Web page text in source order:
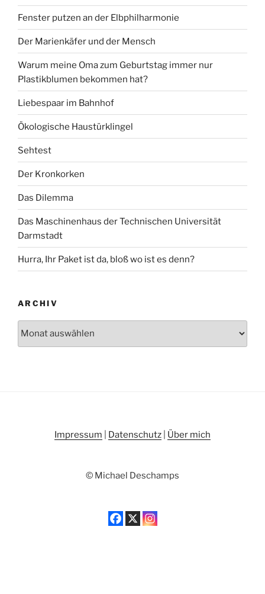
Fenster putzen an der Elbphilharmonie
Der Marienkäfer und der Mensch
Warum meine Oma zum Geburtstag immer nur
Plastikblumen bekommen hat?
Liebespaar im Bahnhof
Ökologische Haustürklingel
Sehtest
Der Kronkorken
Das Dilemma
Das Maschinenhaus der Technischen Universität
Darmstadt
Hurra, Ihr Paket ist da, bloß wo ist es denn?
ARCHIV
Impressum Datenschutz Über mich
© Michael Deschamps